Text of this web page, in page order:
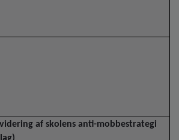
af skolens anti-mobbestrategi